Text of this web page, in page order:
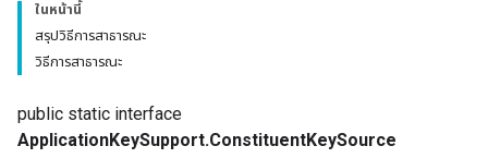
ในหน้านี้
สรุปวิธีการสาธารณะ
วิธีการสาธารณะ
public static interface
ApplicationKeySupport.ConstituentKeySource